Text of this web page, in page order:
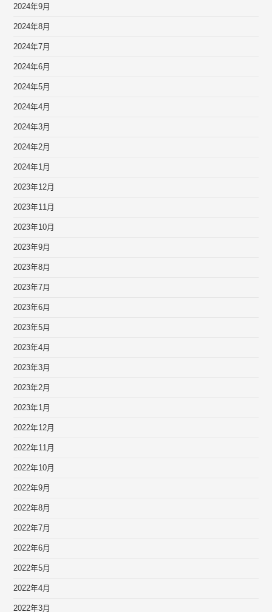
2024年9月
2024年8月
2024年7月
2024年6月
2024年5月
2024年4月
2024年3月
2024年2月
2024年1月
2023年12月
2023年11月
2023年10月
2023年9月
2023年8月
2023年7月
2023年6月
2023年5月
2023年4月
2023年3月
2023年2月
2023年1月
2022年12月
2022年11月
2022年10月
2022年9月
2022年8月
2022年7月
2022年6月
2022年5月
2022年4月
2022年3月